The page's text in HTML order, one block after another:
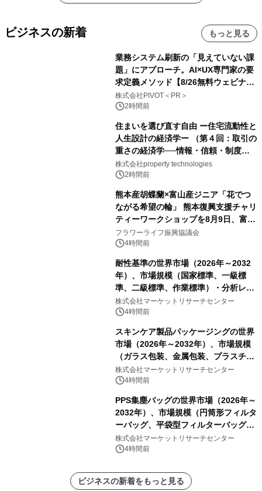
ビジネスの新着 もっと見る
業務システム刷新の「見えていない課
題」にアプローチ。AI×UX専門家の要
求定義メソッド【8/26無料ウェビナ
ー】株式会社PIVOT
株式会社PIVOT＜PR＞
2時間前
住まいを選び直す自由 ー住宅流動性と
人生設計の経済学ー （第４回：取引の
重さの経済学──情報・信頼・制度を
PropTechはどう組み替えるか）｜
PropTech-Lab
株式会社property technologies
2時間前
熊本産胡蝶蘭×富山産ジニア「花でつ
ながる希望の輪」 熊本復興支援チャリ
ティーワークショップを8月9日、富
山・射水で開催
フラワーライフ振興協議会
4時間前
耐性基準の世界市場（2026年～2032
年）、市場規模（国家標準、一級標
準、二級標準、作業標準）・分析レポ
ートを発表
株式会社マーケットリサーチセンター
4時間前
スキンケア製品パッケージングの世界
市場（2026年～2032年）、市場規模
（ガラス包装、金属包装、プラスチッ
ク包装、その他）・分析レポートを発
表
株式会社マーケットリサーチセンター
4時間前
PPS集塵バッグの世界市場（2026年～
2032年）、市場規模（円筒形フィルタ
ーバッグ、平袋型フィルターバッグ、
プリーツフィルターバッグ、その
他）・分析レポートを発表
株式会社マーケットリサーチセンター
4時間前
ビジネスの新着をもっと見る